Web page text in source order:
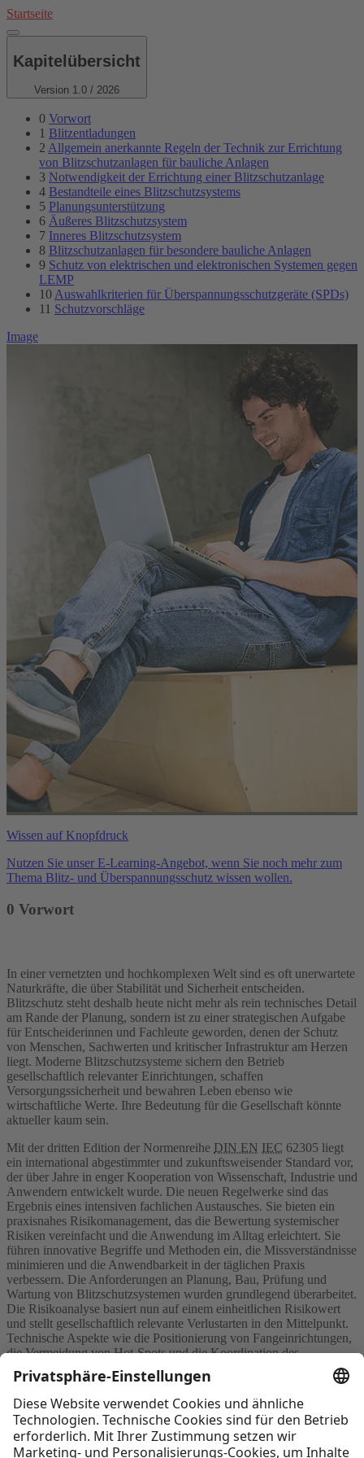
Direkt
zum
Startseite
Kapitelübersicht
Version 1.0 / 2026
0 Vorwort
1 Blitzentladungen
2 Allgemein anerkannte Regeln der Technik zur Errichtung
von Blitzschutzanlagen für bauliche Anlagen
3 Notwendigkeit der Errichtung einer Blitzschutzanlage
4 Bestandteile eines Blitzschutzsystems
5 Planungsunterstützung
6 Äußeres Blitzschutzsystem
7 Inneres Blitzschutzsystem
8 Blitzschutzanlagen für besondere bauliche Anlagen
9 Schutz von elektrischen und elektronischen Systemen gegen
LEMP
10 Auswahlkriterien für Überspannungsschutzgeräte (SPDs)
11 Schutzvorschläge
Image
Wissen auf Knopfdruck
Nutzen Sie unser E-Learning-Angebot, wenn Sie noch mehr zum
Thema Blitz- und Überspannungsschutz wissen wollen.
in
0 Vorwort
In einer vernetzten und hochkomplexen Welt sind es oft unerwartete
Naturkräfte, die über Stabilität und Sicherheit entscheiden.
Blitzschutz steht deshalb heute nicht mehr als rein technisches Detail
am Rande der Planung, sondern ist zu einer strategischen Aufgabe
für Entscheiderinnen und Fachleute geworden, denen der Schutz
von Menschen, Sachwerten und kritischer Infrastruktur am Herzen
liegt. Moderne Blitzschutzsysteme sichern den Betrieb
gesellschaftlich relevanter Einrichtungen, schaffen
Versorgungssicherheit und bewahren Leben ebenso wie
wirtschaftliche Werte. Ihre Bedeutung für die Gesellschaft könnte
aktueller kaum sein.
Mit der dritten Edition der Normenreihe DIN EN IEC 62305 liegt
ein international abgestimmter und zukunftsweisender Standard vor,
der über Jahre in enger Kooperation von Wissenschaft, Industrie und
Anwendern entwickelt wurde. Die neuen Regelwerke sind das
Ergebnis eines intensiven fachlichen Austausches. Sie bieten ein
praxisnahes Risikomanagement, das die Bewertung systemischer
Risiken vereinfacht und die Anwendung im Alltag erleichtert. Sie
führen innovative Begriffe und Methoden ein, die Missverständnisse
minimieren und die Anwendbarkeit in der täglichen Praxis
verbessern. Die Anforderungen an Planung, Bau, Prüfung und
Wartung von Blitzschutzsystemen wurden grundlegend überarbeitet.
Die Risikoanalyse basiert nun auf einem einheitlichen Risikowert
und stellt gesellschaftlich relevante Verlustarten in den Mittelpunkt.
Technische Aspekte wie die Positionierung von Fangeinrichtungen,
die Vermeidung von Hot-Spots und die Koordination des
Überspannungsschutzes sind klarer geregelt. Dies spielt
insbesondere für unterschiedlich genutzte Bauten und kritische
Anlagen wie Krankenhäuser, Datenzentren oder Energieversorger
eine zentrale Rolle.
Sie möchten weiterlesen?